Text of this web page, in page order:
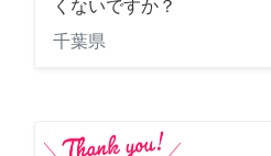
くないですか？
千葉県